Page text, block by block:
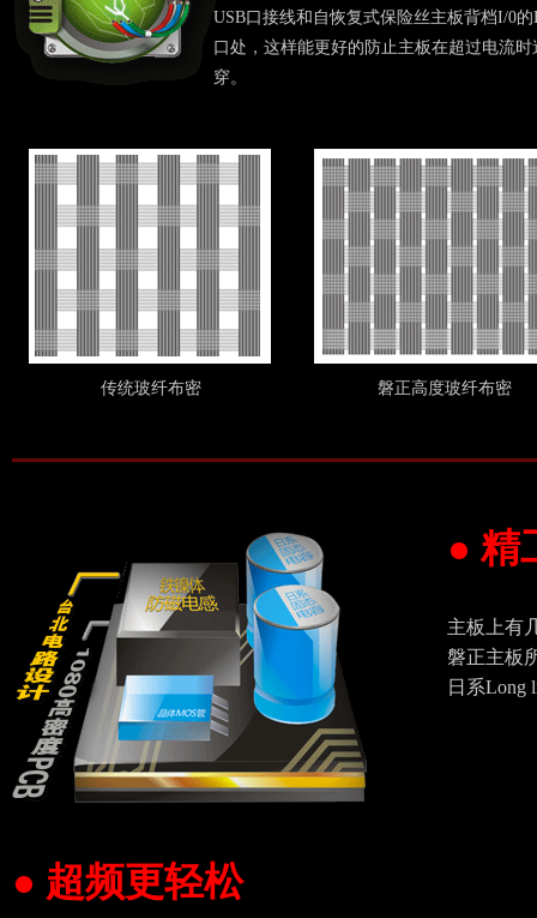
USB口接线和自恢复式保险丝主板背档I/0
口处，这样能更好的防止主板在超过电流时
穿。
传统玻纤布密 磐正高度玻纤布密
● 精
主板上有
磐正主板
日系Long
● 超频更轻松